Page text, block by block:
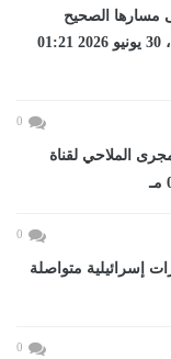
إلى مسارها الصحيح
ورسخت دعائم الاستقرار...اليوم الثلاثاء، 30 يونيو 2026 01:21
0
الملاحي لقناة
0
مصاباً فى غارات إسرائيلية متواصلة
0